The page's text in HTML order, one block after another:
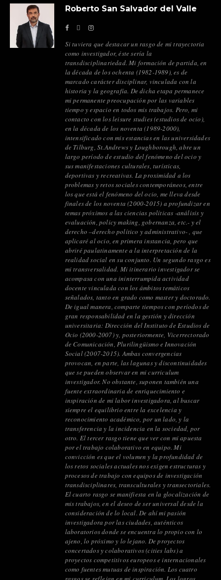
Roberto San Salvador del Valle
Si tuviera que destacar un rasgo de mi trayectoria
como investigador, éste sería la
transdisciplinariedad. Mi formación de partida, en
la década de los ochenta (1982-1989), es de
marcado carácter disciplinar, vinculada con la
historia y la geografía. De dicha etapa permanece
mi permanente preocupación por las variables
tiempo y espacio en todos mis trabajos. Pero, mi
contacto con los leisure studies (estudios de ocio),
en la década de los noventa (1989-2000),
intensificado con mis estancias en las universidades
de Tilburg, St.Andrews y Loughborough, abre un
largo período de estudio del fenómeno del ocio y
sus manifestaciones culturales, turísticas,
deportivas y recreativas. La proximidad a los
problemas y retos sociales contemporáneos, entre
los que está el fenómeno del ocio, me lleva desde
finales de los noventa (2000-2015) a profundizar en
temas próximos a las ciencias políticas -análisis y
evaluación, policy making, gobernanza, etc.- y el
derecho –derecho político y administrativo- , que
aplicaré al ocio, en primera instancia, pero que
abriré paulatinamente a la interpretación de la
realidad social en su conjunto. Un segundo rasgo es
mi transversalidad. Mi itinerario investigador se
acompasa con una ininterrumpida actividad
docente vinculada con los ámbitos temáticos
señalados, tanto en grado como master y doctorado.
De igual manera, comparte tiempos con períodos de
gran responsabilidad en la gestión y dirección
universitaria: Dirección del Instituto de Estudios de
Ocio (2000-2007) y, posteriormente, Vicerrectorado
de Comunicación, Plurilingüismo e Innovación
Social (2007-2015). Ambas convergencias
provocan, en parte, las lagunas y discontinuidades
que se pueden observar en mi curriculum
investigador. No obstante, suponen también una
fuente extraordinaria de enriquecimiento e
inspiración de mi labor investigadora, al buscar
siempre el equilibrio entre la excelencia y
reconocimiento académico, por un lado, y la
transferencia y la incidencia en la sociedad, por
otro. El tercer rasgo tiene que ver con mi apuesta
por el trabajo colaborativo en equipo. Mi
convicción es que el volumen y la profundidad de
los retos sociales actuales nos exigen estructuras y
procesos de trabajo con equipos de investigación
transdisciplinares, transculturales y transectoriales.
El cuarto rasgo se manifiesta en la glocalización de
mis trabajos, en el deseo de ser universal desde la
consideración de lo local. De ahí mi pasión
investigadora por las ciudades, auténticos
laboratorios donde se encuentra lo propio con lo
ajeno, lo próximo y lo lejano. De proyectos
concertados y colaborativos (cities labs) a
proyectos competitivos europeos e internacionales
como fuentes mutuas de inspiración. Los cuatro